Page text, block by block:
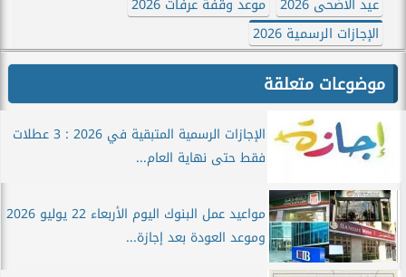
الإجازات الرسمية 2026
موضوعات متعلقة
الإجازات الرسمية المتبقية في 2026 : 3 عطلات
فقط حتى نهاية العام...
مواعيد عمل البنوك اليوم الأربعاء 22 يوليو 2026
وموعد العودة بعد إجازة...